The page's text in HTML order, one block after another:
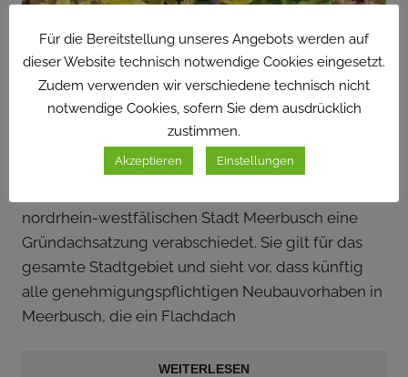
MEERBUSCH BESCHLIESST NEUE G
RÜNDACHSTRATEGIE
nordrhein-westfälischen Stadt Meerbusch eine
Gründachsatzung verabschiedet. Sie gilt für das
gesamte Stadtgebiet und sieht vor, dass künftig
alle genehmigungspflichtigen Neubauvorhaben in
Meerbusch, die ein Flachdach
WEITERLESEN
Für die Bereitstellung unseres Angebots werden auf
dieser Website technisch notwendige Cookies eingesetzt.
Zudem verwenden wir verschiedene technisch nicht
notwendige Cookies, sofern Sie dem ausdrücklich
zustimmen.
Akzeptieren Einstellungen